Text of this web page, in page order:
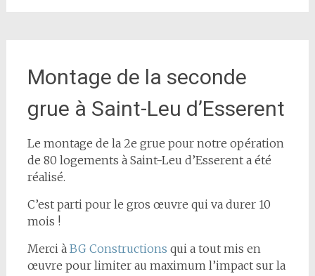
Montage de la seconde
grue à Saint-Leu d’Esserent
Le montage de la 2e grue pour notre opération
de 80 logements à Saint-Leu d’Esserent a été
réalisé.
C’est parti pour le gros œuvre qui va durer 10
mois !
Merci à BG Constructions qui a tout mis en
œuvre pour limiter au maximum l’impact sur la